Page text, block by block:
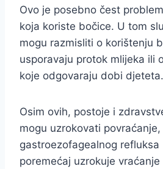
Ovo je posebno čest
koja koriste bočice. U tom
mogu razmisliti o korištenju
usporavaju protok mlijeka ili
koje odgovaraju dobi djeteta.
Osim ovih, postoje i
mogu uzrokovati
gastroezofagealnog refluksa
poremećaj uzrokuje